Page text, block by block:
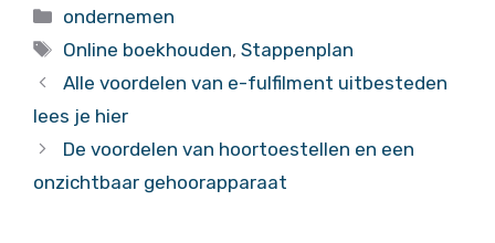
Categorieën
ondernemen
Tags
Online boekhouden,Stappenplan
Alle voordelen van e-fulfilment uitbesteden
lees je hier
De voordelen van hoortoestellen en een
onzichtbaar gehoorapparaat